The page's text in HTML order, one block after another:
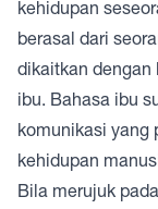
kehidupan
berasal dari
dikaitkan dengan
ibu. Bahasa ibu
komunikasi yang
kehidupan
Bila merujuk